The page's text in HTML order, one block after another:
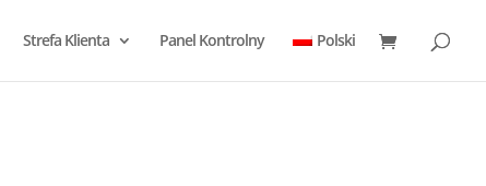
Strefa Klienta Panel Kontrolny Polski